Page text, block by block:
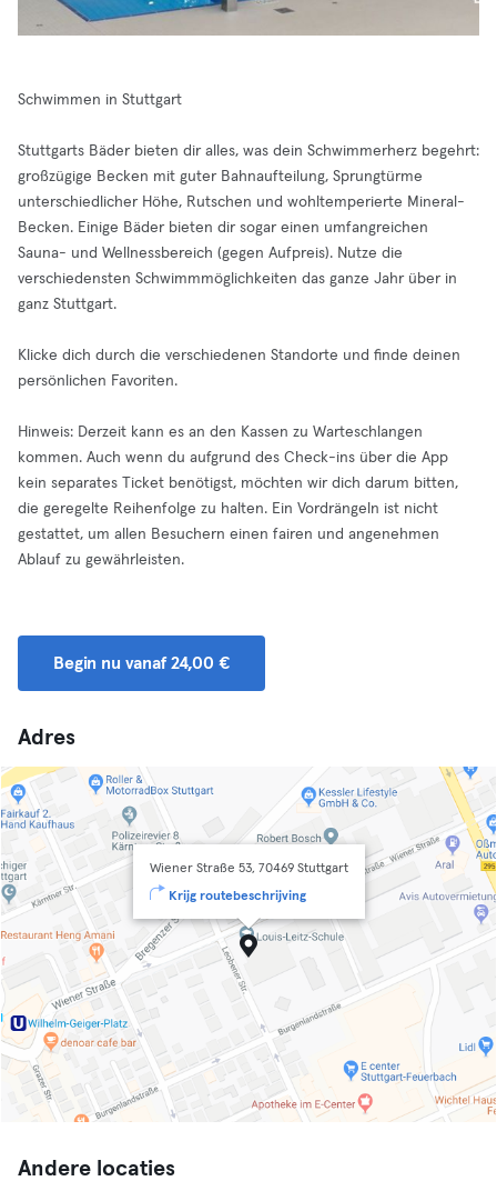
Schwimmen in Stuttgart
Stuttgarts Bäder bieten dir alles, was dein Schwimmerherz begehrt:
großzügige Becken mit guter Bahnaufteilung, Sprungtürme
unterschiedlicher Höhe, Rutschen und wohltemperierte Mineral-
Becken. Einige Bäder bieten dir sogar einen umfangreichen
Sauna- und Wellnessbereich (gegen Aufpreis). Nutze die
verschiedensten Schwimmmöglichkeiten das ganze Jahr über in
ganz Stuttgart.
Klicke dich durch die verschiedenen Standorte und finde deinen
persönlichen Favoriten.
Hinweis: Derzeit kann es an den Kassen zu Warteschlangen
kommen. Auch wenn du aufgrund des Check-ins über die App
kein separates Ticket benötigst, möchten wir dich darum bitten,
die geregelte Reihenfolge zu halten. Ein Vordrängeln ist nicht
gestattet, um allen Besuchern einen fairen und angenehmen
Ablauf zu gewährleisten.
Begin nu vanaf 24,00 €
Adres
Wiener Straße 53, 70469 Stuttgart
Krijg routebeschrijving
Andere locaties